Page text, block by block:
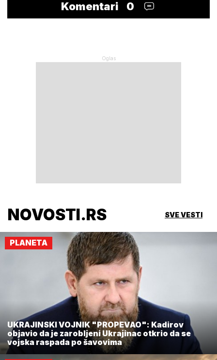
Komentari 0
NOVOSTI.RS SVE VESTI
PLANETA
UKRAJINSKI VOJNIK "PROPEVAO": Kadirov
objavio da je zarobljeni Ukrajinac otkrio da se
vojska raspada po šavovima